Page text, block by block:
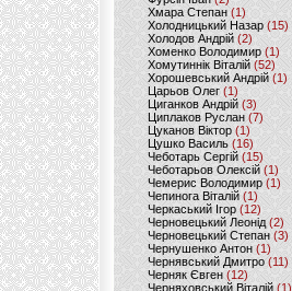
Хмара Степан(1)
Холодницький Назар(15)
Холодов Андрій (2)
Хоменко Володимир (1)
Хомутиннік Віталій (52)
Хорошевський Андрій (1)
Царьов Олег (1)
Циганков Андрій (3)
Циплаков Руслан(7)
Цуканов Віктор (1)
Цушко Василь (16)
Чеботарь Сергій (15)
Чеботарьов Олексій (1)
Чемерис Володимир (1)
Чепинога Віталій (1)
Черкаський Ігор (12)
Черновецький Леонід(2)
Черновецький Степан (3)
Чернушенко Антон (1)
Чернявський Дмитро(11)
Черняк Євген(12)
Черняховський Віталій (1)